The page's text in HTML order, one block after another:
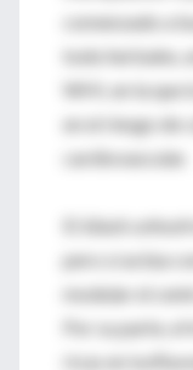
comenzado a
todo herbales,
WHI, en la
en el riesgo de
cardiovascular.
black cohosh
pero sí actúa
modular el
Por su parte,
ricas en